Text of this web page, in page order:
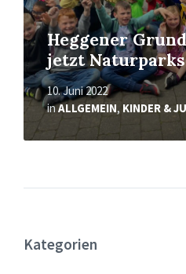
Heggener
jetzt
10. Juni 2022
inALLGEMEIN, KINDER &
Kategorien